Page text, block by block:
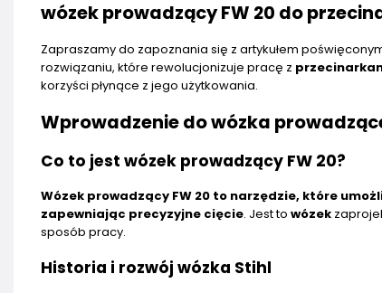
wózek prowadzący FW 20 do
Zapraszamy do zapoznania się z artykułem
rozwiązaniu, które rewolucjonizuje pracę z
korzyści płynące z jego użytkowania.
Wprowadzenie do wózka
Co to jest wózek prowadzący FW 20?
Wózek prowadzący FW 20 to narzędzie, które
zapewniając precyzyjne cięcie. Jest to wózek
sposób pracy.
Historia i rozwój wózka Stihl